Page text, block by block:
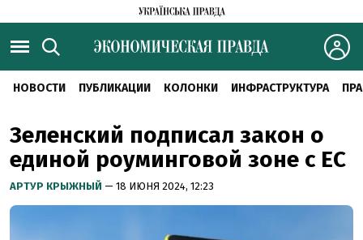
НОВОСТИ ПУБЛИКАЦИИ КОЛОНКИ ИНФРАСТРУКТУРА
Зеленский подписал закон о
единой роуминговой зоне с ЕС
АРТУР КРЫЖНЫЙ — 18 ИЮНЯ 2024, 12:23